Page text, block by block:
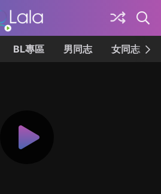
BL專區 男同志 女同志